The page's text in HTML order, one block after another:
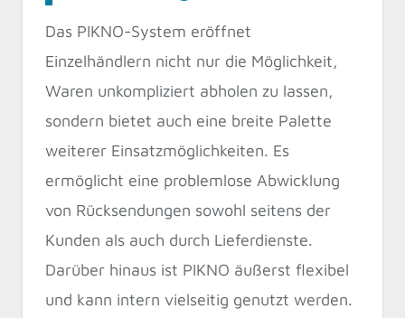
Das PIKNO-System eröffnet
Einzelhändlern nicht nur die Möglichkeit,
Waren unkompliziert abholen zu lassen,
sondern bietet auch eine breite Palette
weiterer Einsatzmöglichkeiten. Es
ermöglicht eine problemlose Abwicklung
von Rücksendungen sowohl seitens der
Kunden als auch durch Lieferdienste.
Darüber hinaus ist PIKNO äußerst flexibel
und kann intern vielseitig genutzt werden.